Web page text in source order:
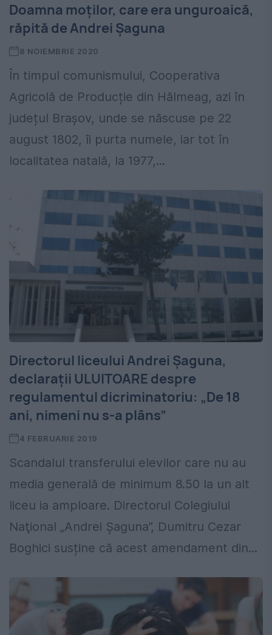
Doamna moților, care era unguroaică,
răpită de Andrei Șaguna
8 NOIEMBRIE 2020
În timpul comunismului, Cooperativa
Agricolă de Producție din Hălmeag, azi în
județul Brașov, unde se născuse pe 22
august 1802, îi purta numele, iar tot în
localitatea natală, la 1977,...
Directorul liceului Andrei Șaguna,
declarații ULUITOARE despre
regulamentul dicriminatoriu: „De 18
ani, nimeni nu s-a plâns”
4 FEBRUARIE 2019
Scandalul transferului elevilor care nu au
media generală de minimum 8.50 la un alt
liceu ia amploare. Directorul Colegiului
Naţional „Andrei Şaguna”, Dumitru Cezar
Boghici susține că acest amendament din...